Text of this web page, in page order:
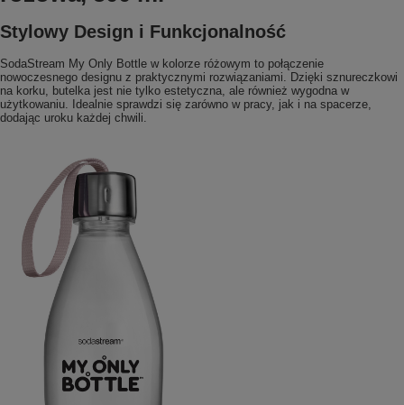
Stylowy Design i Funkcjonalność
SodaStream My Only Bottle w kolorze różowym to połączenie
nowoczesnego designu z praktycznymi rozwiązaniami. Dzięki sznureczkowi
na korku, butelka jest nie tylko estetyczna, ale również wygodna w
użytkowaniu. Idealnie sprawdzi się zarówno w pracy, jak i na spacerze,
dodając uroku każdej chwili.